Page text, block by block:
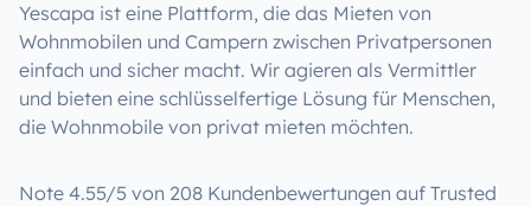
Yescapa ist eine Plattform, die das Mieten von
Wohnmobilen und Campern zwischen Privatpersonen
einfach und sicher macht. Wir agieren als Vermittler
und bieten eine schlüsselfertige Lösung für Menschen,
die Wohnmobile von privat mieten möchten.
Note 4.55/5 von 208 Kundenbewertungen auf Trusted